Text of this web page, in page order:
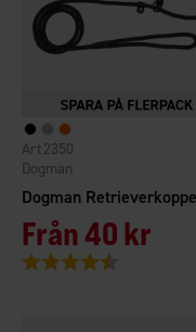
Dogman
2350
Från40 kr
Betyg: